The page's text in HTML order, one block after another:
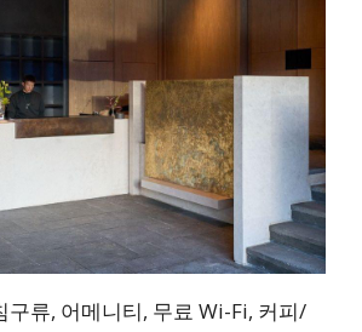
구류, 어메니티, 무료 Wi-Fi, 커피/